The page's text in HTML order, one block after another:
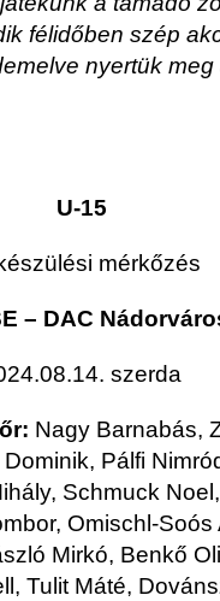
félidőben szép
nyertük meg
U-15
mérkőzés
– DAC
szerda
Nagy Barnabás,
Pálfi
Schmuck
Omischl-Soós
Mirkó, Benkő
Tulit Máté,